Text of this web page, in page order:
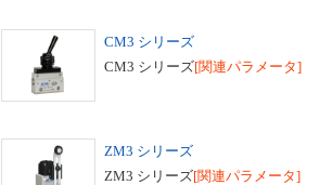
CM3 シリーズ
CM3 シリーズ[関連パラメータ]
ZM3 シリーズ
ZM3 シリーズ[関連パラメータ]